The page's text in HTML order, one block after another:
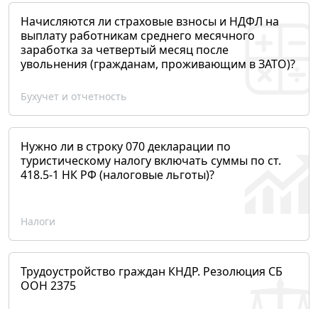
Начисляются ли страховые взносы и НДФЛ на
выплату работникам среднего месячного
заработка за четвертый месяц после
увольнения (гражданам, проживающим в ЗАТО)?
Бухучет и отчетность
Нужно ли в строку 070 декларации по
туристическому налогу включать суммы по ст.
418.5-1 НК РФ (налоговые льготы)?
Налоги
Трудоустройство граждан КНДР. Резолюция СБ
ООН 2375